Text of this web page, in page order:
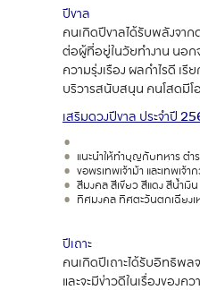
ปีขาล
คนเกิดปีขาลได้รับพลังจาก
ต่อผู้ที่อยู่ในวัยทำงาน นอก
ความรุ่งเรือง ผลกำไรดี เ
บริวารสนับสนุน คนโสดมีโ
เสริมดวงปีขาล ประจำปี
แนะนำให้ทำบุญกับทหาร ตำ
ขอพรเทพเจ้าม้า และเทพเ
สีมงคล สีเขียว สีแดง สีน้ำเงิน
ทิศมงคล ทิศตะวันตกเฉียง
ปีเถาะ
คนเกิดปีเถาะได้รับอิทธิพล
และจะมีข่าวดีในเรื่องของ